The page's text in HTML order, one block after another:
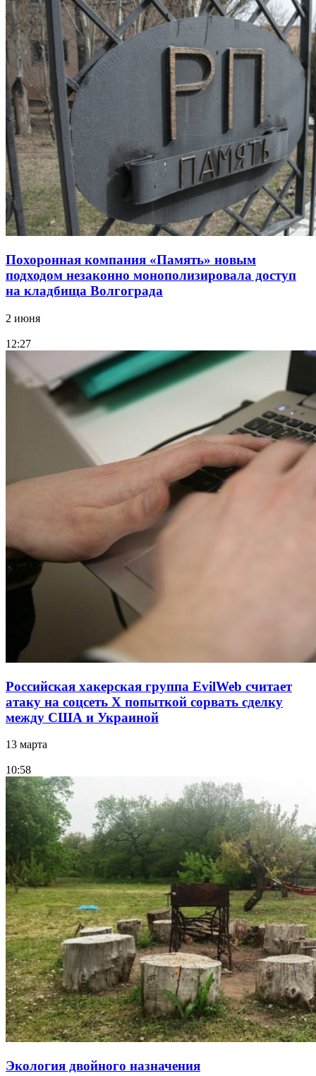
Похоронная компания «Память» новым
подходом незаконно монополизировала доступ
на кладбища Волгограда
2 июня
12:27
Российская хакерская группа EvilWeb считает
атаку на соцсеть Х попыткой сорвать сделку
между США и Украиной
13 марта
10:58
Экология двойного назначения